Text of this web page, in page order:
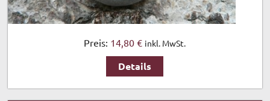
Preis: 14,80 € inkl. MwSt.
Details